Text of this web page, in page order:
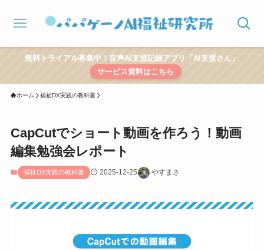
無料トライアル募集中！音声AI支援記録アプリ「AI支援さん」
サービス資料はこちら
ホーム 福祉DX実践の教科書
CapCutでショート動画を作ろう！動画
編集勉強会レポート
福祉DX実践の教科書 2025-12-25 やすまさ